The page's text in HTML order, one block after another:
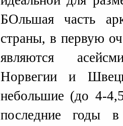
БОльшая часть
страны, в первую
являются
Норвегии и
небольшие (до 4-
последние годы в